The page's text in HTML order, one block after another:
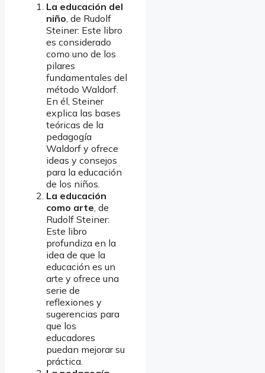
La educación del
niño, de Rudolf
Steiner: Este libro
es considerado
como uno de los
pilares
fundamentales del
método Waldorf.
En él, Steiner
explica las bases
teóricas de la
pedagogía
Waldorf y ofrece
ideas y consejos
para la educación
de los niños.
La educación
como arte, de
Rudolf Steiner:
Este libro
profundiza en la
idea de que la
educación es un
arte y ofrece una
serie de
reflexiones y
sugerencias para
que los
educadores
puedan mejorar su
práctica.